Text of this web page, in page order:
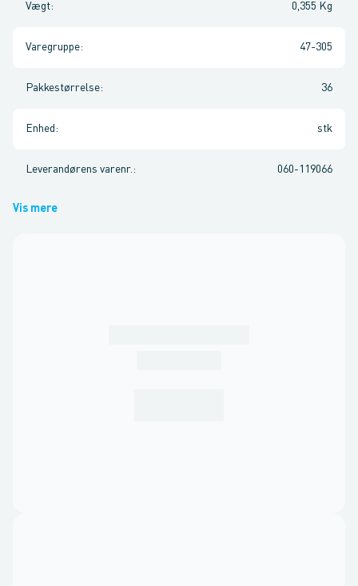
Vægt: 0,355 Kg
Varegruppe: 47-305
Pakkestørrelse: 36
Enhed : stk
Leverandørens varenr. : 060-119066
Vis mere